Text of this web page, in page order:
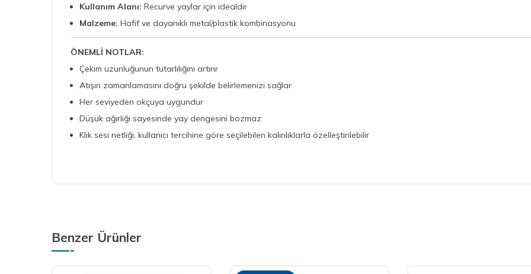
Kullanım Alanı: Recurve yaylar için idealdir
Malzeme: Hafif ve dayanıklı metal/plastik kombinasyonu
ÖNEMLİ NOTLAR:
Çekim uzunluğunun tutarlılığını artırır
Atışın zamanlamasını doğru şekilde belirlemenizi sağlar
Her seviyeden okçuya uygundur
Düşük ağırlığı sayesinde yay dengesini bozmaz
Klik sesi netliği, kullanıcı tercihine göre seçilebilen kalınlıklarla özelleştirilebilir
Benzer Ürünler